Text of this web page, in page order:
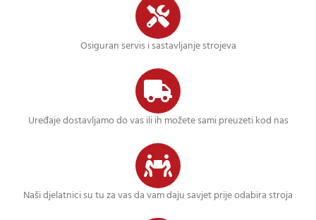
Osiguran servis i sastavljanje strojeva
Uređaje dostavljamo do vas ili ih možete sami preuzeti kod nas
Naši djelatnici su tu za vas da vam daju savjet prije odabira stroja